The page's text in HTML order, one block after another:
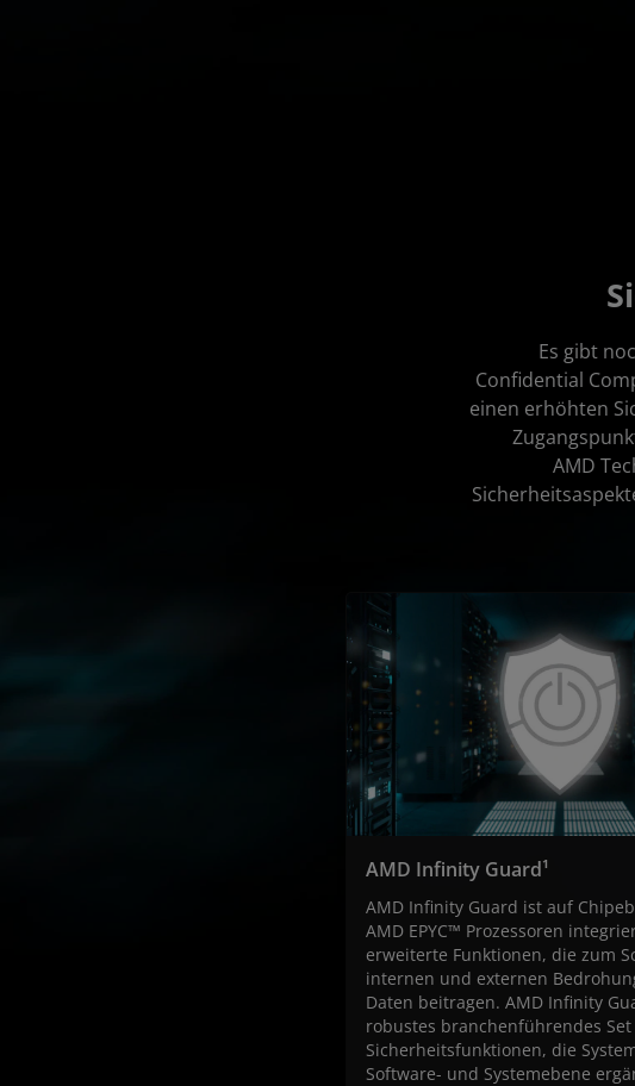
Es gibt
Confidential
einen erhöhten
AMD
AMD Infinity Guard¹
AMD Infinity Guard ist auf
AMD EPYC™ Prozessoren
erweiterte Funktionen, die zum
internen und externen
Daten beitragen. AMD Infinity
robustes branchenführendes Set
Sicherheitsfunktionen, die
Software- und Systemebene